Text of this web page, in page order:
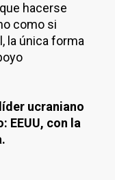
hacerse
como si
la única forma
ucraniano
EEUU, con la